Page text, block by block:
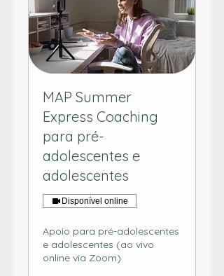
MAP Summer
Express Coaching
para pré-
adolescentes e
adolescentes
Disponível online
Apoio para pré-adolescentes
e adolescentes (ao vivo
online via Zoom)